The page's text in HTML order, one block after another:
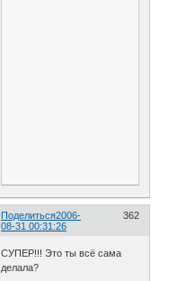
Поделиться 362
2006-
08-31 00:31:26
СУПЕР!!! Это ты всё сама
делала?